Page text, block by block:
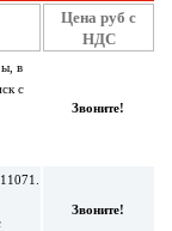
Цена руб с
НДС
в
с
Звоните!
Звоните!